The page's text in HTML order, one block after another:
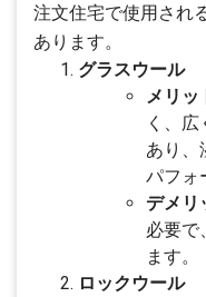
注文住宅で使用され
あります。
グラスウール
メリッ
く、
あり、
パフォ
デメリ
必要で
ます。
ロックウール